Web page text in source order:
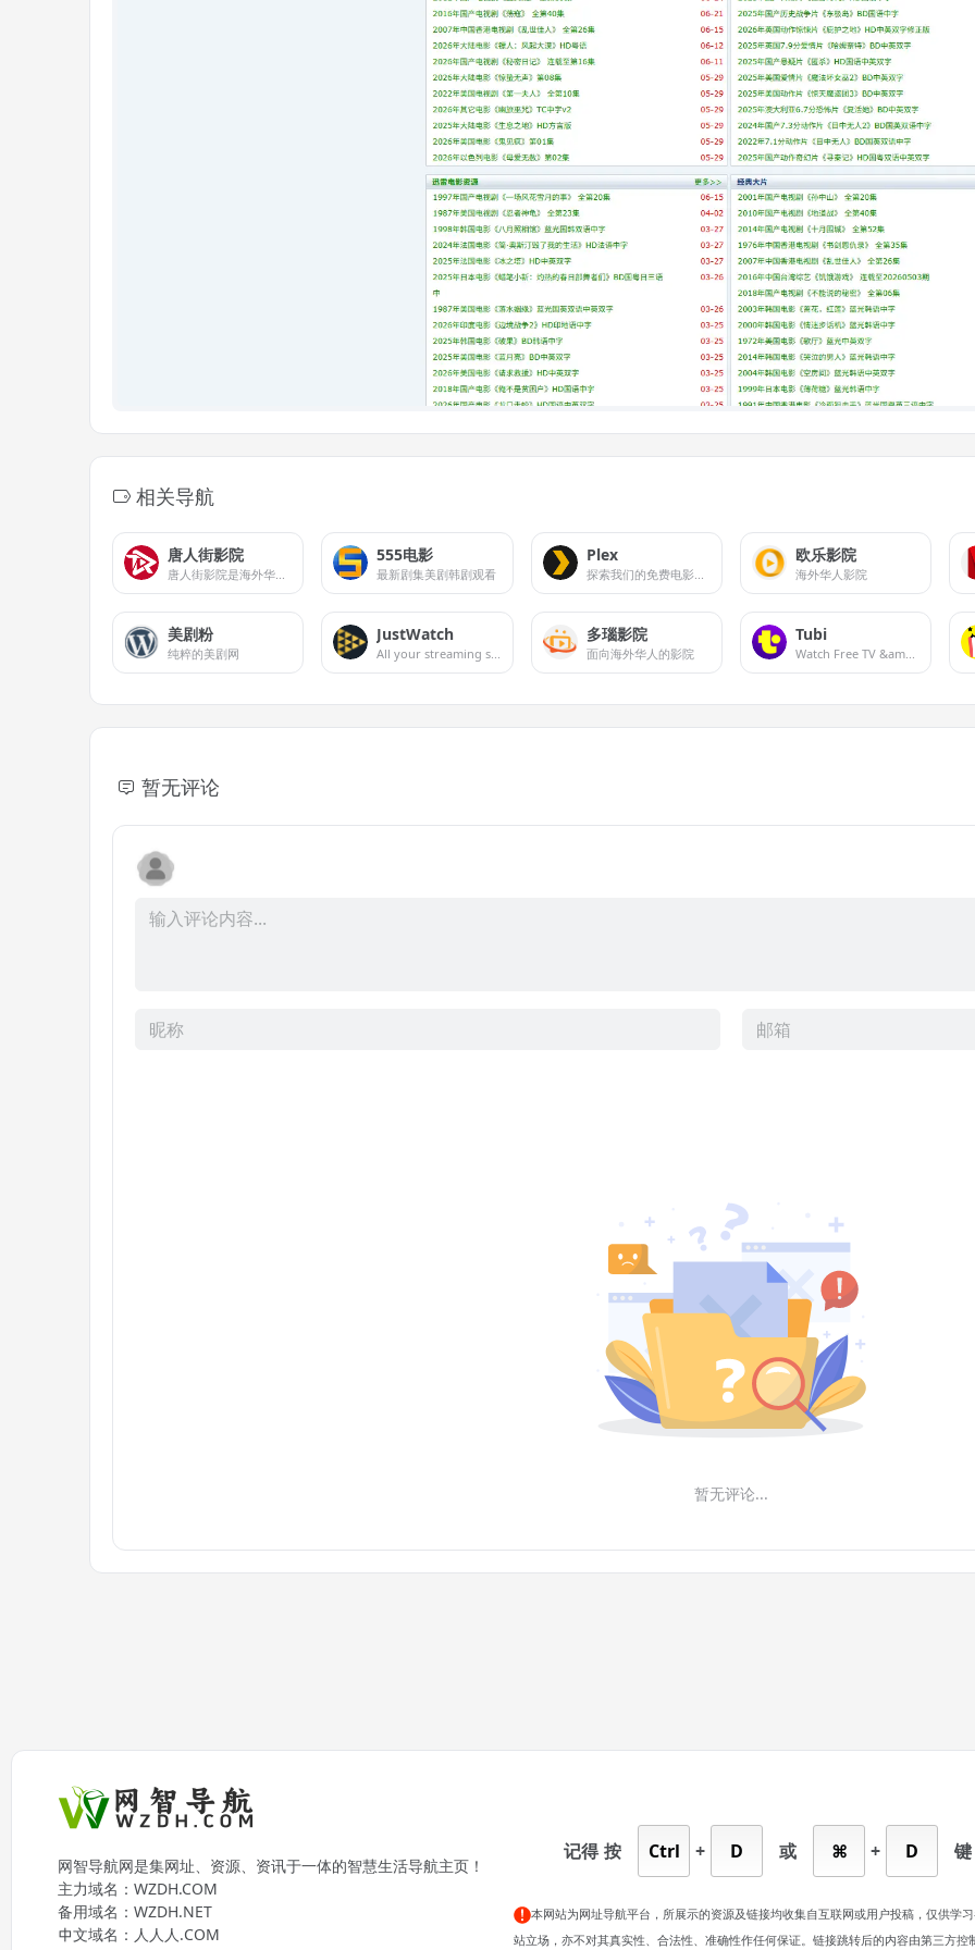
相关导航
唐人街影院
唐人街影院是海外华人专享的免费在线影院
555电影
最新剧集美剧韩剧观看
Plex
探索我们的免费电影和电视，并发现您喜爱的流媒体服务上的热门内容
欧乐影院
海外华人影院
美剧粉
纯粹的美剧网
JustWatch
All your streaming services in one app.
多瑙影院
面向海外华人的影院
Tubi
Watch Free TV &amp; Movies Online
暂无评论
暂无评论...
网智导航网是集网址、资源、资讯于一体的智慧生活导航主页！
主力域名： WZDH.COM
备用域名： WZDH.NET
中文域名： 人人人.COM
记得 按 Ctrl + D 或 ⌘ + D 键
本网站为网址导航平台，所展示的资源及链接均收集自互联网或用户投稿，仅供学
站立场，亦不对其真实性、合法性、准确性作任何保证。链接跳转后的内容由第三方控